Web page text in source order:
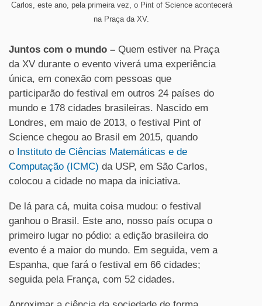
Carlos, este ano, pela primeira vez, o Pint of Science acontecerá
na Praça da XV.
Juntos com o mundo – Quem estiver na Praça
da XV durante o evento viverá uma experiência
única, em conexão com pessoas que
participarão do festival em outros 24 países do
mundo e 178 cidades brasileiras. Nascido em
Londres, em maio de 2013, o festival Pint of
Science chegou ao Brasil em 2015, quando
o Instituto de Ciências Matemáticas e de
Computação (ICMC) da USP, em São Carlos,
colocou a cidade no mapa da iniciativa.
De lá para cá, muita coisa mudou: o festival
ganhou o Brasil. Este ano, nosso país ocupa o
primeiro lugar no pódio: a edição brasileira do
evento é a maior do mundo. Em seguida, vem a
Espanha, que fará o festival em 66 cidades;
seguida pela França, com 52 cidades.